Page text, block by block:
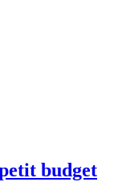
budget